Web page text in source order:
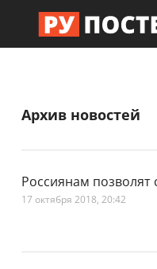
Архив новостей
Россиянам
17 октября 2018, 20:42